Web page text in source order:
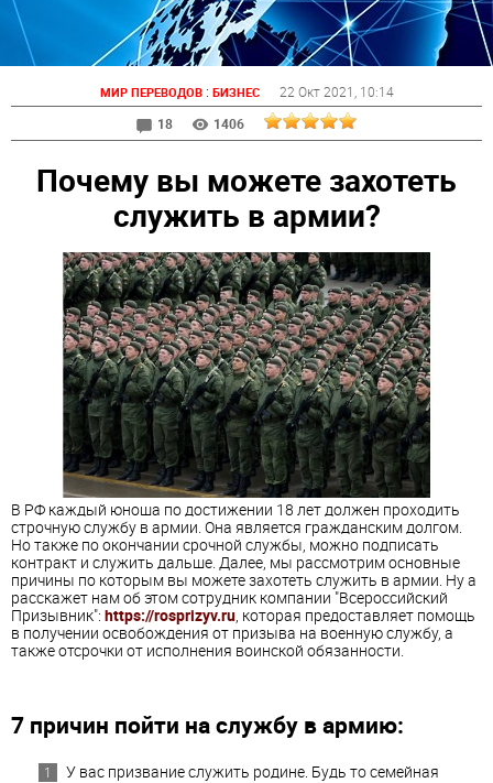
МИР ПЕРЕВОДОВ: БИЗНЕС 22 Окт 2021 , 10:14
18
1406
Почему вы можете захотеть
служить в армии?
В РФ каждый юноша по достижении 18 лет должен проходить
строчную службу в армии. Она является гражданским долгом.
Но также по окончании срочной службы, можно подписать
контракт и служить дальше. Далее, мы рассмотрим основные
причины по которым вы можете захотеть служить в армии. Ну а
расскажет нам об этом сотрудник компании "Всероссийский
Призывник": https://rosprizyv.ru, которая предоставляет помощь
в получении освобождения от призыва на военную службу, а
также отсрочки от исполнения воинской обязанности.
7 причин пойти на службу вармию:
У вас призвание служить родине. Будь тосемейная